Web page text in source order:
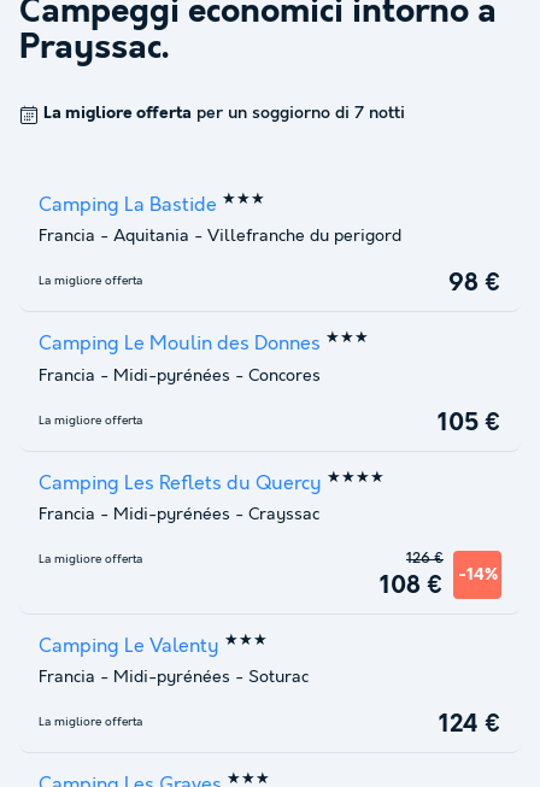
Campeggi economici intorno a
Prayssac.
La migliore offerta per un soggiorno di 7 notti
Camping La Bastide ★★★
Francia - Aquitania - Villefranche du perigord
La migliore offerta 98 €
Camping Le Moulin des Donnes ★★★
Francia - Midi-pyrénées - Concores
La migliore offerta 105 €
Camping Les Reflets du Quercy ★★★★
Francia - Midi-pyrénées - Crayssac
La migliore offerta
108 € -14%
126 €
Camping Le Valenty ★★★
Francia - Midi-pyrénées - Soturac
La migliore offerta 124 €
★★★